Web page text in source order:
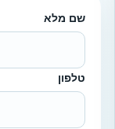
שם מלא
טלפון